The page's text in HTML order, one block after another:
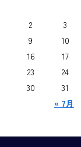
« 7月
2
3
9
10
16
17
23
24
30
31